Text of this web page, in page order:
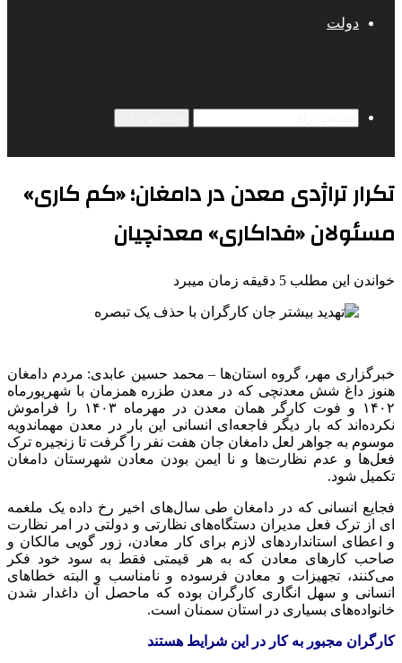
دولت
تکرار تراژدی معدن در دامغان؛ «کم کاری»
مسئولان «فداکاری» معدنچیان
خواندن این مطلب 5 دقیقه زمان میبرد
خبرگزاری مهر، گروه استان‌ها – محمد حسین عابدی: مردم دامغان
هنوز داغ شش معدنچی که در معدن طزره همزمان با شهریورماه
۱۴۰۲ و فوت کارگر همان معدن در مهرماه ۱۴۰۳ را فراموش
نکرده‌اند که بار دیگر فاجعه‌ای انسانی این بار در معدن مهماندویه
موسوم به جواهر لعل دامغان جان هفت نفر را گرفت تا زنجیره ترک
فعل‌ها و عدم نظارت‌ها و نا ایمن بودن معادن شهرستان دامغان
تکمیل شود.
فجایع انسانی که در دامغان طی سال‌های اخیر رخ داده یک ملغمه
ای از ترک فعل مدیران دستگاه‌های نظارتی و دولتی در امر نظارت
و اعطای استانداردهای لازم برای کار معادن، زور گویی مالکان و
صاحب کارهای معادن که به هر قیمتی فقط به سود خود فکر
می‌کنند، تجهیزات و معادن فرسوده و نامناسب و البته خطاهای
انسانی و سهل انگاری کارگران بوده که ماحصل آن داغدار شدن
خانواده‌های بسیاری در استان سمنان است.
کارگران مجبور به کار در این شرایط هستند